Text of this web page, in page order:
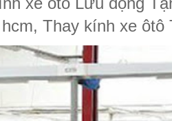
Thay kính xe